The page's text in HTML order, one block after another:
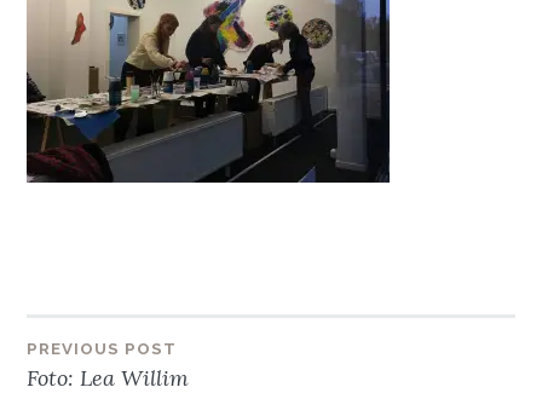
Beitragsnavigation
PREVIOUS POST
Foto: Lea Willim